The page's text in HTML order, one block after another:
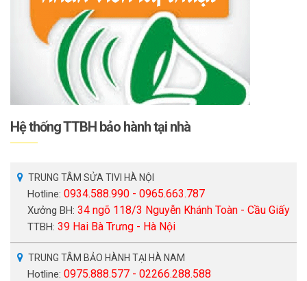
Hệ thống TTBH bảo hành tại nhà
TRUNG TÂM SỬA TIVI HÀ NỘI
Hotline: 0934.588.990 - 0965.663.787
Xưởng BH: 34 ngõ 118/3 Nguyễn Khánh Toàn - Cầu Giấy
TTBH: 39 Hai Bà Trưng - Hà Nội
TRUNG TÂM BẢO HÀNH TẠI HÀ NAM
Hotline: 0975.888.577 - 02266.288.588